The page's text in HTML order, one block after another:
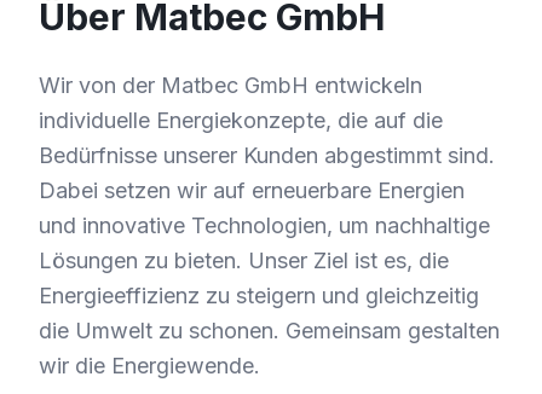
Über Matbec GmbH
Wir von der Matbec GmbH entwickeln
individuelle Energiekonzepte, die auf die
Bedürfnisse unserer Kunden abgestimmt sind.
Dabei setzen wir auf erneuerbare Energien
und innovative Technologien, um nachhaltige
Lösungen zu bieten. Unser Ziel ist es, die
Energieeffizienz zu steigern und gleichzeitig
die Umwelt zu schonen. Gemeinsam gestalten
wir die Energiewende.